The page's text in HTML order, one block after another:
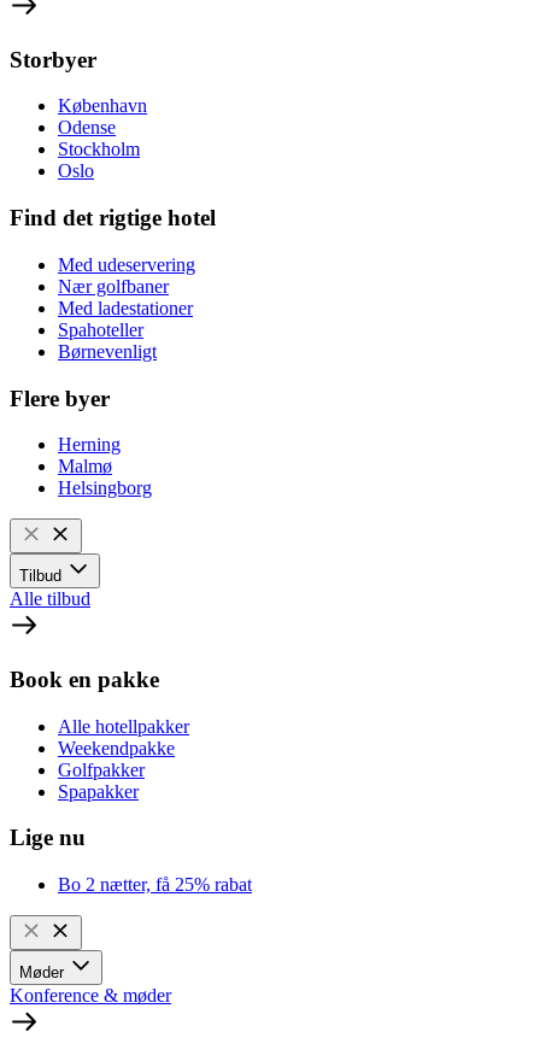
Storbyer
København
Odense
Stockholm
Oslo
Find det rigtige hotel
Med udeservering
Nær golfbaner
Med ladestationer
Spahoteller
Børnevenligt
Flere byer
Herning
Malmø
Helsingborg
Tilbud
Alle tilbud
Book en pakke
Alle hotellpakker
Weekendpakke
Golfpakker
Spapakker
Lige nu
Bo 2 nætter, få 25% rabat
Møder
Konference & møder